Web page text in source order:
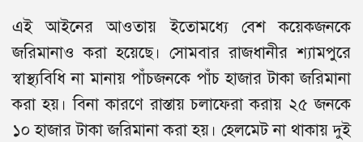
এই আইনের আওতায় ইতোমধ্যে বেশ কয়েকজনকে
জরিমানাও করা হয়েছে। সোমবার রাজধানীর শ্যামপুরে
স্বাস্থ্যবিধি না মানায় পাঁচজনকে পাঁচ হাজার টাকা জরিমানা
করা হয়। বিনা কারণে রাস্তায় চলাফেরা করায় ২৫ জনকে
১০ হাজার টাকা জরিমানা করা হয়। হেলমেট না থাকায় দুই